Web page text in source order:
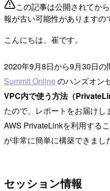
この記事は公開されてか
報が古い可能性がありますの
こんにちは、崔です。
2020年9月8日から9月30日の
Summit Onlineのハンズオン
VPC内で使う方法（
たので、レポートをお届けし
AWS PrivateLinkを利用する
が非常に簡単に構築できまし
セッション情報